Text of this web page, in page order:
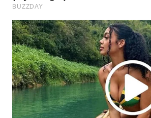
Media
WAHANA
NEWS
WAHANA
TANI
WAHANA